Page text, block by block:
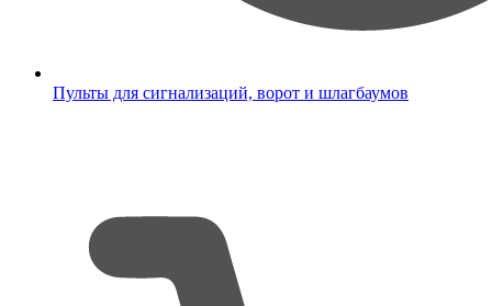
Пульты для сигнализаций, ворот и шлагбаумов